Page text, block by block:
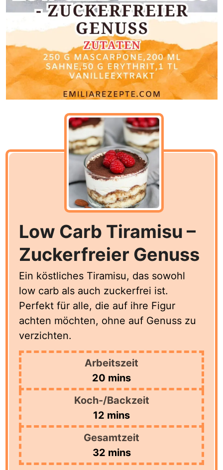
Low Carb Tiramisu –
Zuckerfreier Genuss
Ein köstliches Tiramisu, das sowohl
low carb als auch zuckerfrei ist.
Perfekt für alle, die auf ihre Figur
achten möchten, ohne auf Genuss zu
verzichten.
Arbeitszeit
20 minutes
mins
Koch-/Backzeit
12 minutes
mins
Gesamtzeit
32minutes
mins